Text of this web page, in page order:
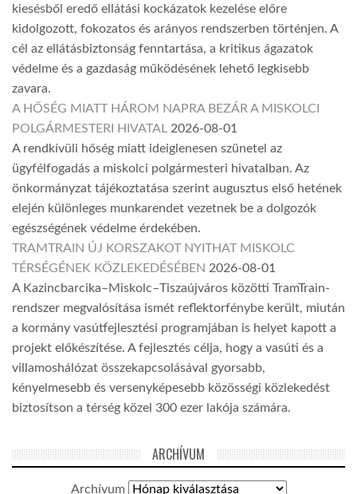
kiesésből eredő ellátási kockázatok kezelése előre
kidolgozott, fokozatos és arányos rendszerben történjen. A
cél az ellátásbiztonság fenntartása, a kritikus ágazatok
védelme és a gazdaság működésének lehető legkisebb
zavara.
A HŐSÉG MIATT HÁROM NAPRA BEZÁR A MISKOLCI
POLGÁRMESTERI HIVATAL 2026-08-01
A rendkívüli hőség miatt ideiglenesen szünetel az
ügyfélfogadás a miskolci polgármesteri hivatalban. Az
önkormányzat tájékoztatása szerint augusztus első hetének
elején különleges munkarendet vezetnek be a dolgozók
egészségének védelme érdekében.
TRAMTRAIN ÚJ KORSZAKOT NYITHAT MISKOLC
TÉRSÉGÉNEK KÖZLEKEDÉSÉBEN 2026-08-01
A Kazincbarcika–Miskolc–Tiszaújváros közötti TramTrain-
rendszer megvalósítása ismét reflektorfénybe került, miután
a kormány vasútfejlesztési programjában is helyet kapott a
projekt előkészítése. A fejlesztés célja, hogy a vasúti és a
villamoshálózat összekapcsolásával gyorsabb,
kényelmesebb és versenyképesebb közösségi közlekedést
biztosítson a térség közel 300 ezer lakója számára.
ARCHÍVUM
Archívum